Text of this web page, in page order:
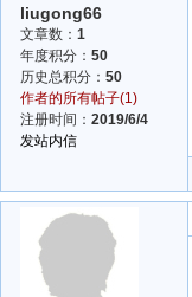
liugong66
文章数： 1
年度积分： 50
历史总积分： 50
作者的所有帖子(1)
注册时间： 2019/6/4
发站内信